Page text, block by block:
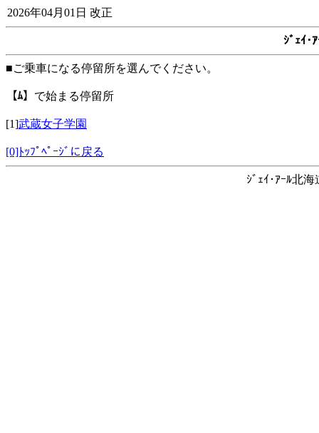
2026年04月01日 改正
ｼﾞｪｲ･
■ご乗車になる停留所を選んでください。
【ﾑ】 で始まる停留所
[1]武蔵女子学園
[0]ﾄｯﾌﾟﾍﾟｰｼﾞに戻る
ｼﾞｪｲ･ｱｰﾙ北